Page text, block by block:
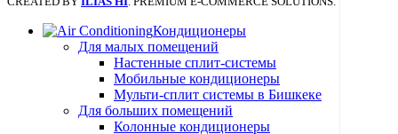
Кондиционеры
Для малых помещений
Настенные сплит-системы
Мобильные кондиционеры
Мульти-сплит системы в Бишкеке
Для больших помещений
Колонные кондиционеры